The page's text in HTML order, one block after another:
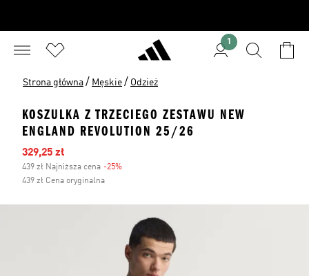
1
Strona główna / Męskie / Odzież
KOSZULKA Z TRZECIEGO ZESTAWU NEW
ENGLAND REVOLUTION 25/26
Ceny na wyprzedaży
329,25 zł
439 zł Najniższa cena -25%
439 zł Cena oryginalna